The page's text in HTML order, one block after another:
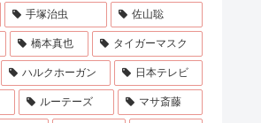
手塚治虫 佐山聡
橋本真也 タイガーマスク
ハルクホーガン 日本テレビ
ルーテーズ マサ斎藤